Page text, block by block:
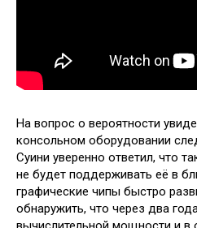
На вопрос о вероятности
консольном оборудовании
Суини уверенно ответил, что
не будет поддерживать её в
графические чипы быстро
обнаружить, что через два